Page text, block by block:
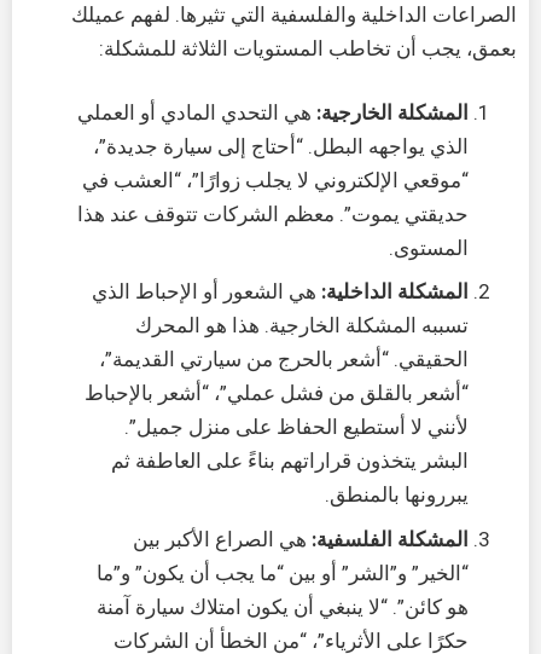
الصراعات الداخلية والفلسفية التي تثيرها. لفهم عميلك
بعمق، يجب أن تخاطب المستويات الثلاثة للمشكلة:
المشكلة الخارجية: هي التحدي المادي أو العملي
الذي يواجهه البطل. “أحتاج إلى سيارة جديدة”،
“موقعي الإلكتروني لا يجلب زوارًا”، “العشب في
حديقتي يموت”. معظم الشركات تتوقف عند هذا
المستوى.
المشكلة الداخلية: هي الشعور أو الإحباط الذي
تسببه المشكلة الخارجية. هذا هو المحرك
الحقيقي. “أشعر بالحرج من سيارتي القديمة”،
“أشعر بالقلق من فشل عملي”، “أشعر بالإحباط
لأنني لا أستطيع الحفاظ على منزل جميل”.
البشر يتخذون قراراتهم بناءً على العاطفة ثم
يبررونها بالمنطق.
المشكلة الفلسفية: هي الصراع الأكبر بين
“الخير” و”الشر” أو بين “ما يجب أن يكون” و”ما
هو كائن”. “لا ينبغي أن يكون امتلاك سيارة آمنة
حكرًا على الأثرياء”، “من الخطأ أن الشركات